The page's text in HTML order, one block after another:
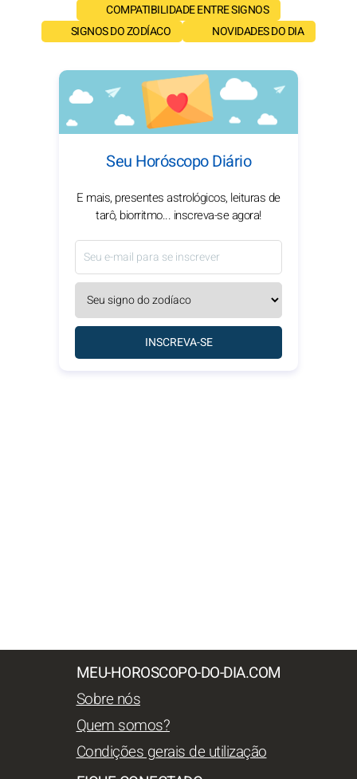
COMPATIBILIDADE ENTRE SIGNOS
SIGNOS DO ZODÍACO
NOVIDADES DO DIA
Seu Horóscopo Diário
E mais, presentes astrológicos, leituras de
tarô, biorritmo... inscreva-se agora!
INSCREVA-SE
MEU-HOROSCOPO-DO-DIA.COM
Sobre nós
Quem somos?
Condições gerais de utilização